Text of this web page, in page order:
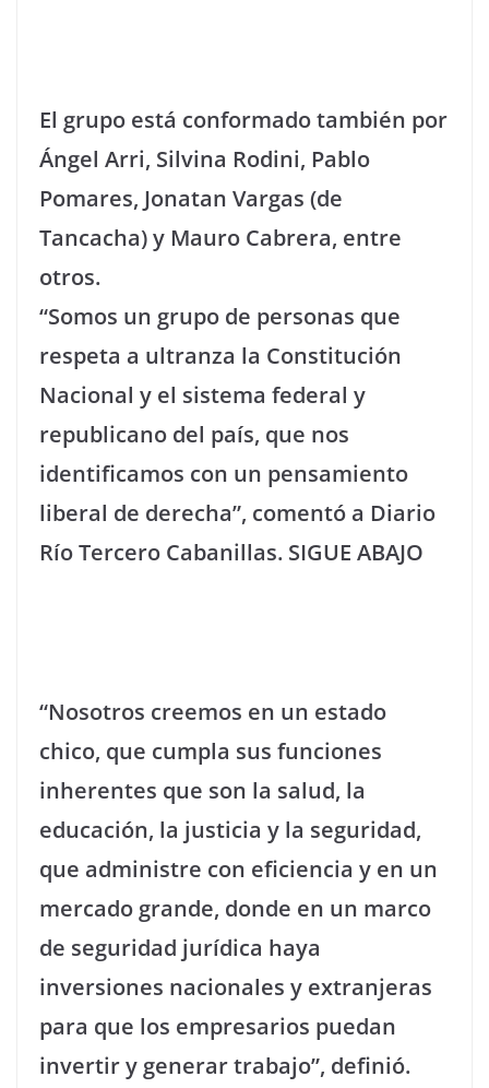
El grupo está conformado también por
Ángel Arri, Silvina Rodini, Pablo
Pomares, Jonatan Vargas (de
Tancacha) y Mauro Cabrera, entre
otros.
“Somos un grupo de personas que
respeta a ultranza la Constitución
Nacional y el sistema federal y
republicano del país, que nos
identificamos con un pensamiento
liberal de derecha”, comentó a Diario
Río Tercero Cabanillas. SIGUE ABAJO
“Nosotros creemos en un estado
chico, que cumpla sus funciones
inherentes que son la salud, la
educación, la justicia y la seguridad,
que administre con eficiencia y en un
mercado grande, donde en un marco
de seguridad jurídica haya
inversiones nacionales y extranjeras
para que los empresarios puedan
invertir y generar trabajo”, definió.